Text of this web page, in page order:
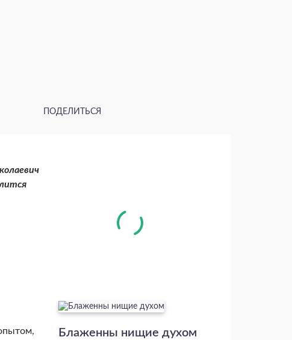
ПОДЕЛИТЬСЯ
Блаженны нищие духом